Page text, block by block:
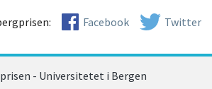
Facebook Twitter
- Universitetet i Bergen